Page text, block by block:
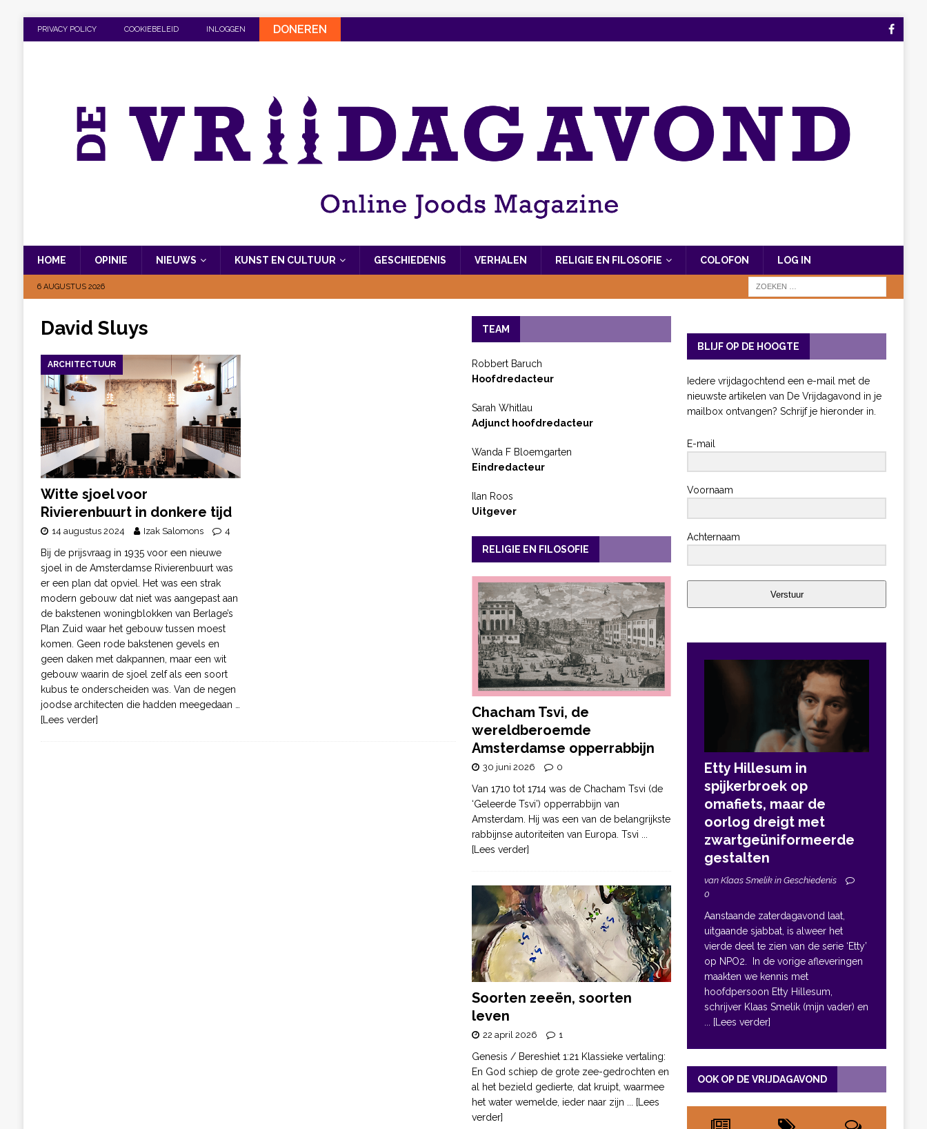
PRIVACY POLICY COOKIEBELEID INLOGGEN DONEREN
HOME OPINIE NIEUWS KUNST EN CULTUUR GESCHIEDENIS VERHALEN RELIGIE EN FILOSOFIE COLOFON LOG IN
6 AUGUSTUS 2026
David Sluys
ARCHITECTUUR
Witte sjoel voor
Rivierenbuurt in donkere tijd
14 augustus 2024 Izak Salomons 4
Bij de prijsvraag in 1935 voor een nieuwe
sjoel in de Amsterdamse Rivierenbuurt was
er een plan dat opviel. Het was een strak
modern gebouw dat niet was aangepast aan
de bakstenen woningblokken van Berlage’s
Plan Zuid waar het gebouw tussen moest
komen. Geen rode bakstenen gevels en
geen daken met dakpannen, maar een wit
gebouw waarin de sjoel zelf als een soort
kubus te onderscheiden was. Van de negen
joodse architecten die hadden meegedaan …
[Lees verder]
TEAM
Robbert Baruch
Hoofdredacteur
Sarah Whitlau
Adjunct hoofdredacteur
Wanda F Bloemgarten
Eindredacteur
Ilan Roos
Uitgever
RELIGIE EN FILOSOFIE
Chacham Tsvi, de
wereldberoemde
Amsterdamse opperrabbijn
30 juni 2026 0
Van 1710 tot 1714 was de Chacham Tsvi (de
‘Geleerde Tsvi’) opperrabbijn van
Amsterdam. Hij was een van de belangrijkste
rabbijnse autoriteiten van Europa. Tsvi
[Lees verder]
Soorten zeeën, soorten
leven
22 april 2026 1
Genesis / Bereshiet 1:21 Klassieke vertaling:
En God schiep de grote zee-gedrochten en
al het bezield gedierte, dat kruipt, waarmee
het water wemelde, ieder naar zijn ... [Lees
verder]
BLIJF OP DE HOOGTE
Iedere vrijdagochtend een e-mail met de
nieuwste artikelen van De Vrijdagavond in je
mailbox ontvangen? Schrijf je hieronder in.
E-mail
Voornaam
Achternaam
Verstuur
Etty Hillesum in
spijkerbroek op
omafiets, maar de
oorlog dreigt met
zwartgeüniformeerde
gestalten
van Klaas Smelik in Geschiedenis
0
Aanstaande zaterdagavond laat,
uitgaande sjabbat, is alweer het
vierde deel te zien van de serie ‘Etty’
op NPO2. In de vorige afleveringen
maakten we kennis met
hoofdpersoon Etty Hillesum,
schrijver Klaas Smelik (mijn vader) en
... [Lees verder]
OOK OP DE VRIJDAGAVOND